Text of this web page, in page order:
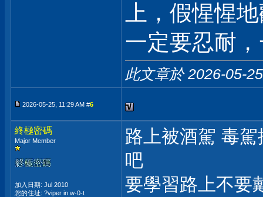
上，假惺惺
一定要忍耐
此文章於 2026-05-
2026-05-25, 11:29 AM #6
終極密碼
Major Member
加入日期: Jul 2010
您的住址: ?viper in w-0-t
路上被酒駕 毒
吧
要學習路上不要